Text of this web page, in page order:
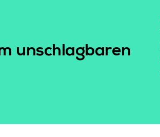
unschlagbaren